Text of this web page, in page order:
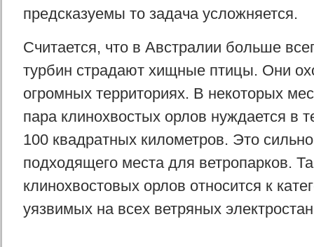
предсказуемы то задача усложняется.
Считается, что в Австралии больше
турбин страдают хищные птицы. Они
огромных территориях. В некоторых
пара клинохвостых орлов нуждается в
100 квадратных километров. Это
подходящего места для ветропарков.
клинохвостовых орлов относится к
уязвимых на всех ветряных